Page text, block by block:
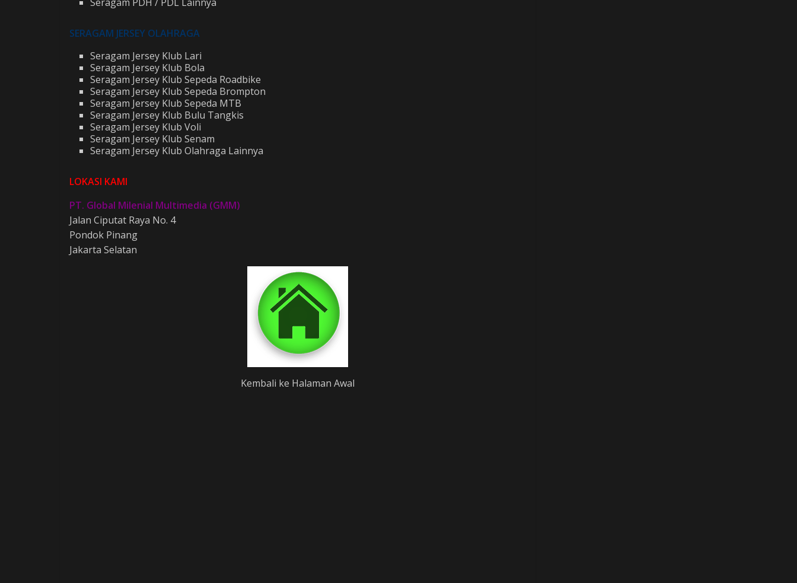
SERAGAM JERSEY OLAHRAGA
Seragam Jersey Klub Lari
Seragam Jersey Klub Bola
Seragam Jersey Klub Sepeda Roadbike
Seragam Jersey Klub Sepeda Brompton
Seragam Jersey Klub Sepeda MTB
Seragam Jersey Klub Bulu Tangkis
Seragam Jersey Klub Voli
Seragam Jersey Klub Senam
Seragam Jersey Klub Olahraga Lainnya
LOKASI KAMI
PT. Global Milenial Multimedia (GMM)
Jalan Ciputat Raya No. 4
Pondok Pinang
Jakarta Selatan
Kembali ke Halaman Awal